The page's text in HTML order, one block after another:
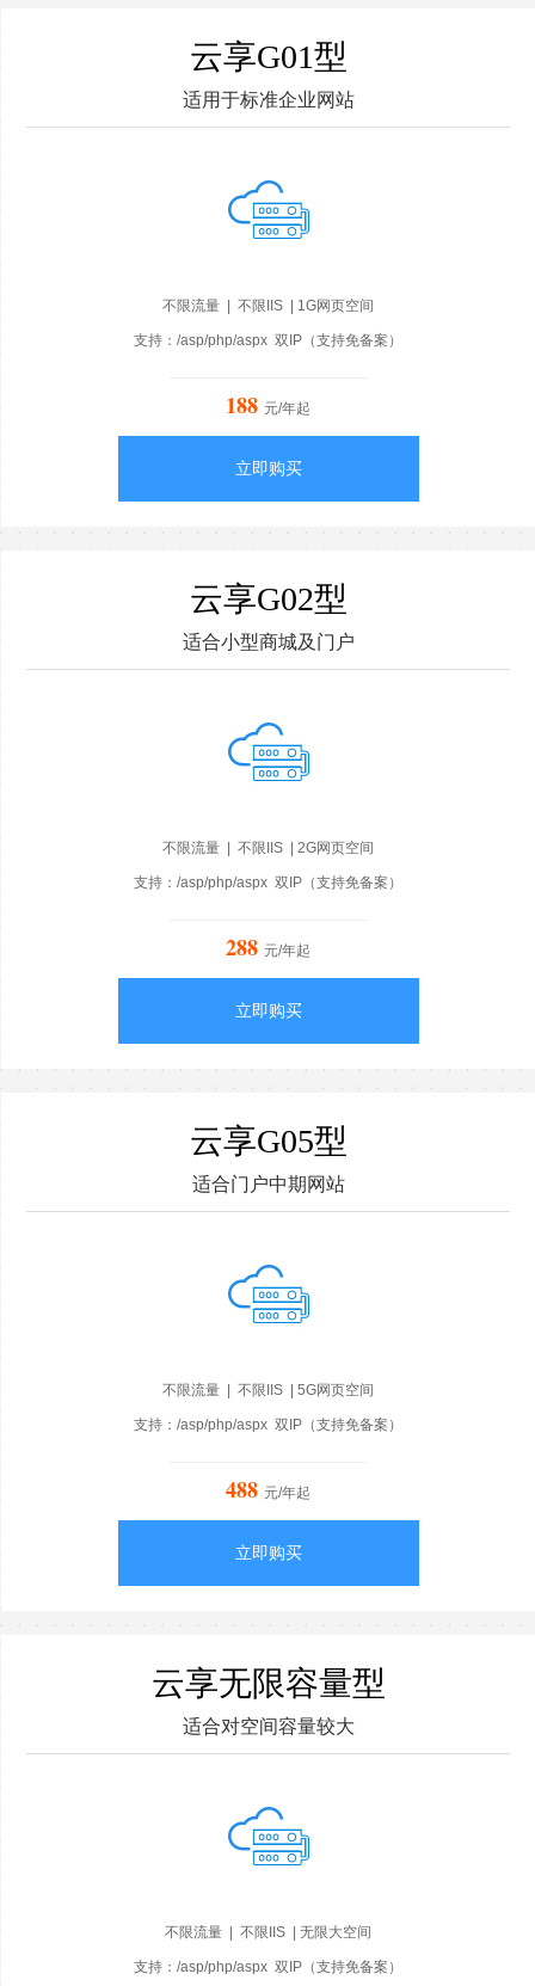
云享G01型
适用于标准企业网站
不限流量 | 不限IIS | 1G网页空间
支持：/asp/php/aspx 双IP（支持免备案）
188 元/年起
立即购买
云享G02型
适合小型商城及门户
不限流量 | 不限IIS | 2G网页空间
支持：/asp/php/aspx 双IP（支持免备案）
288 元/年起
立即购买
云享G05型
适合门户中期网站
不限流量 | 不限IIS | 5G网页空间
支持：/asp/php/aspx 双IP（支持免备案）
488 元/年起
立即购买
云享无限容量型
适合对空间容量较大
不限流量 | 不限IIS | 无限大空间
支持：/asp/php/aspx 双IP（支持免备案）